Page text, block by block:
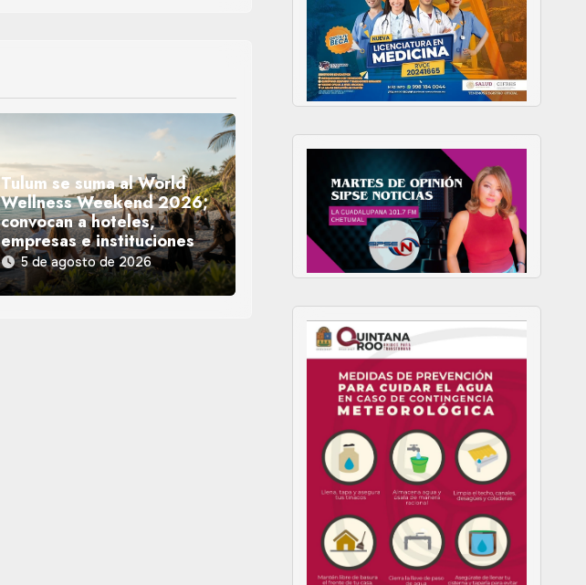
Tulum se suma al World
Wellness Weekend 2026;
convocan a hoteles,
empresas e instituciones
5 de agosto de 2026